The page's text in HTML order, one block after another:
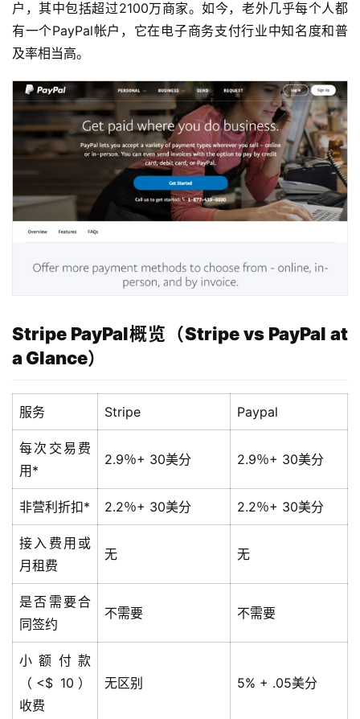
凡
博
客
人
工
智
能
互
网
心
E
B
3
0
资
源
下
户，其中包括超过2100万商家。如今，老外几乎每个人都
有一个PayPal帐户，它在电子商务支付行业中知名度和普
及率相当高。
Stripe PayPal概览（Stripe vs PayPal at
a Glance）
服务 Stripe Paypal
每次交易费
用*
2.9％+ 30美分 2.9％+ 30美分
非营利折扣* 2.2％+ 30美分 2.2％+ 30美分
接入费用或
月租费
无 无
是否需要合
同签约
不需要 不需要
小额付款
（<$ 10）
收费
无区别 5% + .05美分